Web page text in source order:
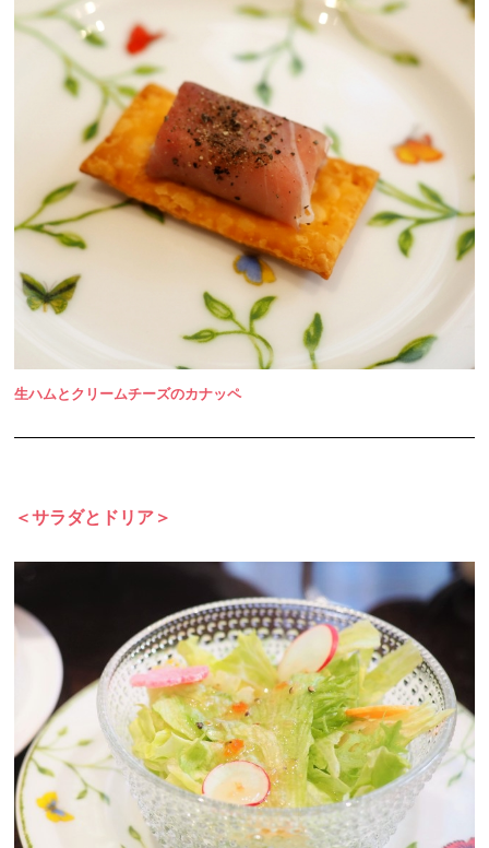
生ハムとクリームチーズのカナッペ
＜サラダとドリア＞